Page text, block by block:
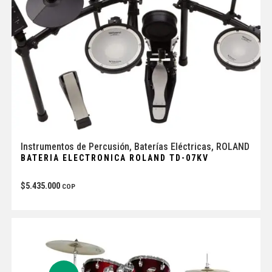
Instrumentos de Percusión, Baterías Eléctricas, ROLAND
BATERIA ELECTRONICA ROLAND TD-07KV
$5.435.000 COP